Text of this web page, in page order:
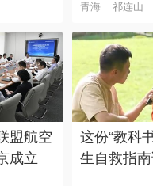
青海 祁连山
盟航空
成立
这份“教科
生自救指南